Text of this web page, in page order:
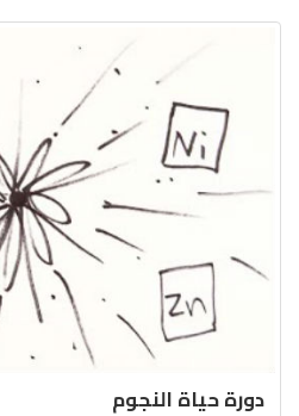
دورة حياة النجوم